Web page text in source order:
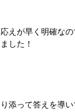
えが早く明確な
した！
添って答えを導い